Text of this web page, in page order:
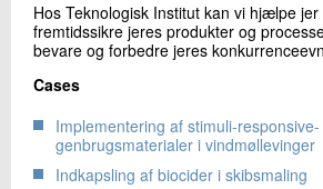
Hos Teknologisk Institut kan vi hjælpe
fremtidssikre jeres produkter og
bevare og forbedre jeres
Cases
Implementering af stimuli-responsive-
genbrugsmaterialer i vindmøllevinger
Indkapsling af biocider i skibsmaling